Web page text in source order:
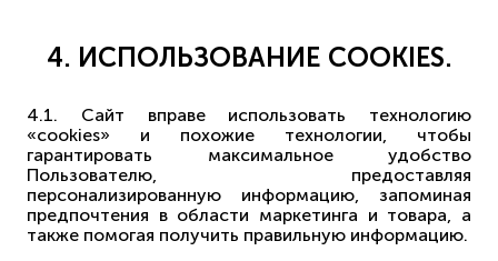
4. ИСПОЛЬЗОВАНИЕ COOKIES.
4.1. Сайт вправе использовать технологию
«cookies» и похожие технологии, чтобы
гарантировать максимальное удобство
Пользователю, предоставляя
персонализированную информацию, запоминая
предпочтения в области маркетинга и товара, а
также помогая получить правильную информацию.